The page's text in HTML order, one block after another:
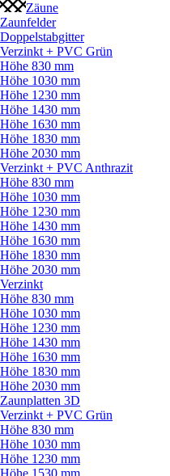
Zäune
Zaunfelder
Doppelstabgitter
Verzinkt + PVC Grün
Höhe 830 mm
Höhe 1030 mm
Höhe 1230 mm
Höhe 1430 mm
Höhe 1630 mm
Höhe 1830 mm
Höhe 2030 mm
Verzinkt + PVC Anthrazit
Höhe 830 mm
Höhe 1030 mm
Höhe 1230 mm
Höhe 1430 mm
Höhe 1630 mm
Höhe 1830 mm
Höhe 2030 mm
Verzinkt
Höhe 830 mm
Höhe 1030 mm
Höhe 1230 mm
Höhe 1430 mm
Höhe 1630 mm
Höhe 1830 mm
Höhe 2030 mm
Zaunplatten 3D
Verzinkt + PVC Grün
Höhe 830 mm
Höhe 1030 mm
Höhe 1230 mm
Höhe 1530 mm